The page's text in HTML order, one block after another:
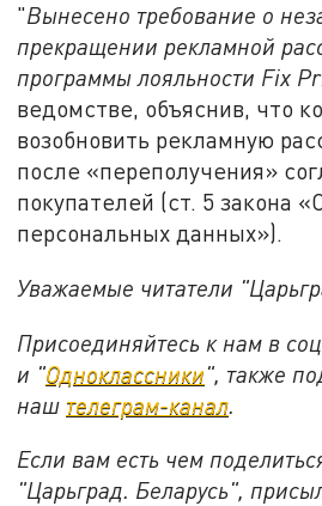
"Вынесено требование о
прекращении рекламной
программы лояльности Fix
ведомстве, объяснив, что
возобновить рекламную
после «переполучения»
покупателей (ст. 5 закона
персональных данных»).
Уважаемые читатели
Присоединяйтесь к нам в
и "Одноклассники", также
наш телеграм-канал
Если вам есть чем
"Царьград. Беларусь",